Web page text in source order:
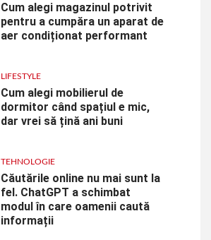
Cum alegi magazinul potrivit
pentru a cumpăra un aparat de
aer condiționat performant
LIFESTYLE
Cum alegi mobilierul de
dormitor când spațiul e mic,
dar vrei să țină ani buni
TEHNOLOGIE
Căutările online nu mai sunt la
fel. ChatGPT a schimbat
modul în care oamenii caută
informații